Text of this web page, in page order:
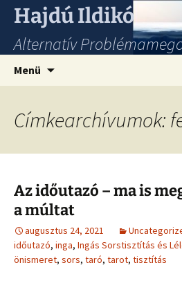
Hajdú Ildikó
Alternatív
Menü
Címkearchívumok:
Az időutazó – ma is
a múltat
augusztus 24, 2021
időutazó, inga, Ingás Sorstisztítás és
önismeret, sors, taró, tarot, tisztítás